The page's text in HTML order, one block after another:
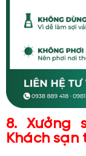
8. Xưởng
Khách sạn